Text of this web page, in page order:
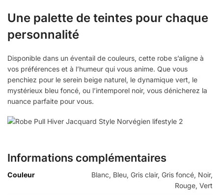
Une palette de teintes pour chaque
personnalité
Disponible dans un éventail de couleurs, cette robe s’aligne à
vos préférences et à l’humeur qui vous anime. Que vous
penchiez pour le serein beige naturel, le dynamique vert, le
mystérieux bleu foncé, ou l’intemporel noir, vous dénicherez la
nuance parfaite pour vous.
Informations complémentaires
Couleur
Blanc, Bleu, Gris clair, Gris foncé, Noir,
Rouge, Vert